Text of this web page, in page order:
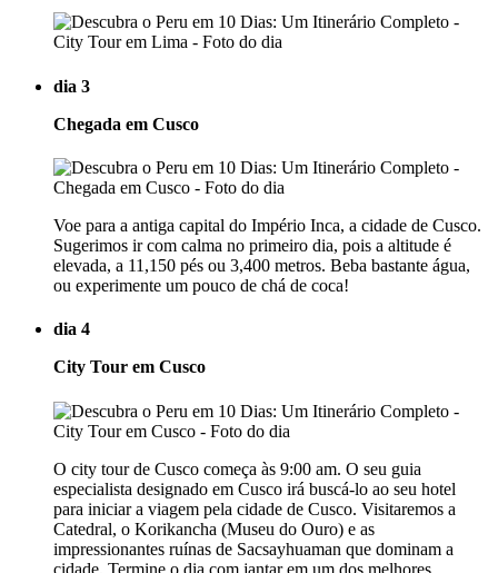
dia 3
Chegada em Cusco
Voe para a antiga capital do Império Inca, a cidade de Cusco.
Sugerimos ir com calma no primeiro dia, pois a altitude é
elevada, a 11,150 pés ou 3,400 metros. Beba bastante água,
ou experimente um pouco de chá de coca!
dia 4
City Tour em Cusco
O city tour de Cusco começa às 9:00 am. O seu guia
especialista designado em Cusco irá buscá-lo ao seu hotel
para iniciar a viagem pela cidade de Cusco. Visitaremos a
Catedral, o Korikancha (Museu do Ouro) e as
impressionantes ruínas de Sacsayhuaman que dominam a
cidade. Termine o dia com jantar em um dos melhores